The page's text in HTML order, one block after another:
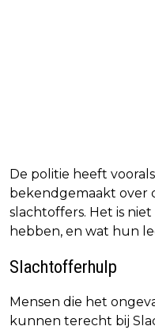
De politie heeft
bekendgemaakt over
slachtoffers. Het is
hebben, en wat hun
Slachtofferhulp
Mensen die het
kunnen terecht bij